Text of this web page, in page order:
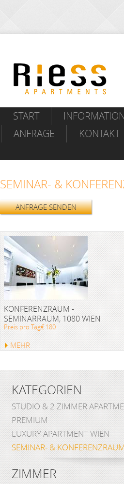
START
ANFRAGE
KONTAKT
SEMINAR- &
ANFRAGE SENDEN
KONFERENZRAUM -
SEMINARRAUM, 1080 WIEN
Preis pro Tag€ 180
MEHR
KATEGORIEN
STUDIO & 2 ZIMMER
PREMIUM
LUXURY APARTMENT WIEN
SEMINAR- & KONFERENZRAUM
ZIMMER